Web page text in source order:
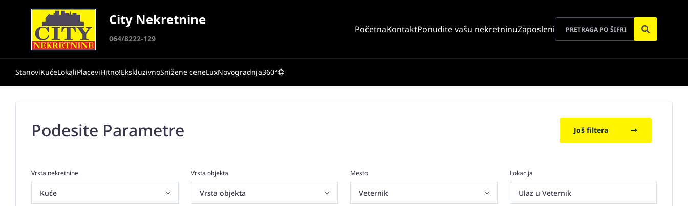
City Nekretnine
064/8222-129
PočetnaKontaktPonudite vašu nekretninuZaposleni
StanoviKućeLokaliPlaceviHitno!EkskluzivnoSnižene ceneLuxNovogradnja360°
Podesite Parametre Još filtera
Vrsta nekretnine Vrsta objekta Mesto Lokacija
Ulaz u Veternik